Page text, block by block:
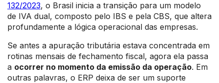
132/2023, o Brasil inicia a transição para um modelo
de IVA dual, composto pelo IBS e pela CBS, que altera
profundamente a lógica operacional das empresas.
Se antes a apuração tributária estava concentrada em
rotinas mensais de fechamento fiscal, agora ela passa
a ocorrer no momento da emissão da operação. Em
outras palavras, o ERP deixa de ser um suporte